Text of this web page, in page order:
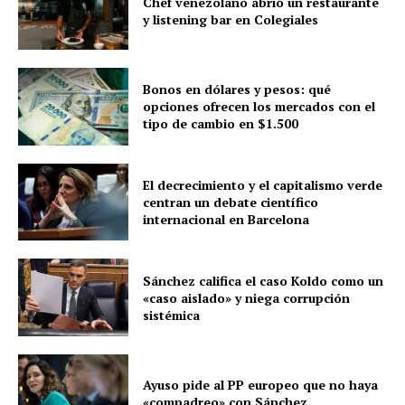
y listening bar en Colegiales
Bonos en dólares y pesos: qué
opciones ofrecen los mercados con el
tipo de cambio en $1.500
El decrecimiento y el capitalismo verde
centran un debate científico
internacional en Barcelona
Sánchez califica el caso Koldo como un
«caso aislado» y niega corrupción
sistémica
Ayuso pide al PP europeo que no haya